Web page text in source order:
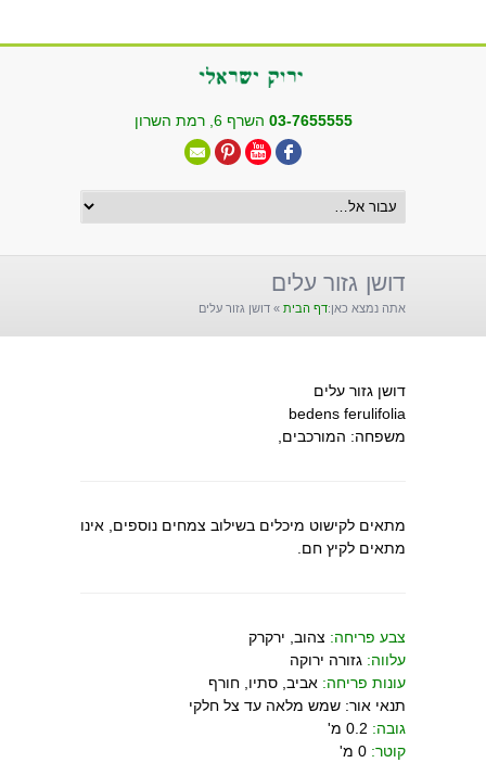
03-7655555 השרף 6, רמת השרון
דושן גזור עלים
אתה נמצא כאן:דף הבית » דושן גזור עלים
דושן גזור עלים
bedens ferulifolia
משפחה: המורכבים,
מתאים לקישוט מיכלים בשילוב צמחים נוספים, אינו
מתאים לקיץ חם.
צבע פריחה: צהוב, ירקרק
עלווה: גזורה ירוקה
עונות פריחה: אביב, סתיו, חורף
תנאי אור: שמש מלאה עד צל חלקי
גובה:
קוטר: